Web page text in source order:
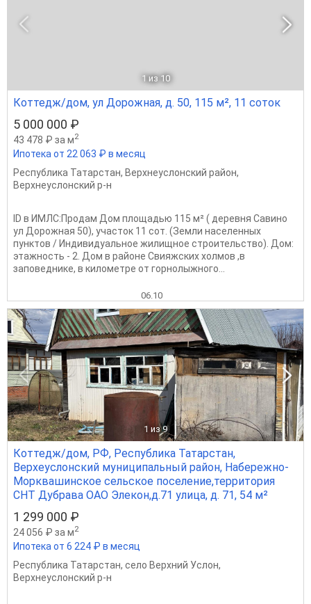
1 из 10
Коттедж/дом, ул Дорожная, д. 50, 115 м², 11 соток
5 000 000 ₽
43 478 ₽ за м2
Ипотека от 22 063 ₽ в месяц
Республика Татарстан, Верхнеуслонский район,
Верхнеуслонский р-н
ID в ИМЛС:Продам Дом площадью 115 м² ( деревня Савино
ул Дорожная 50), участок 11 сот. (Земли населенных
пунктов / Индивидуальное жилищное строительство). Дом:
этажность - 2. Дом в районе Свияжских холмов ,в
заповеднике, в километре от горнолыжного...
06.10
1 из 9
Коттедж/дом, РФ, Республика Татарстан,
Верхеуслонский муниципальный район, Набережно-
Морквашинское сельское поселение,территория
СНТ Дубрава ОАО Элекон,д.71 улица, д. 71, 54 м²
1 299 000 ₽
24 056 ₽ за м2
Ипотека от 6 224 ₽ в месяц
Республика Татарстан, село Верхний Услон,
Верхнеуслонский р-н